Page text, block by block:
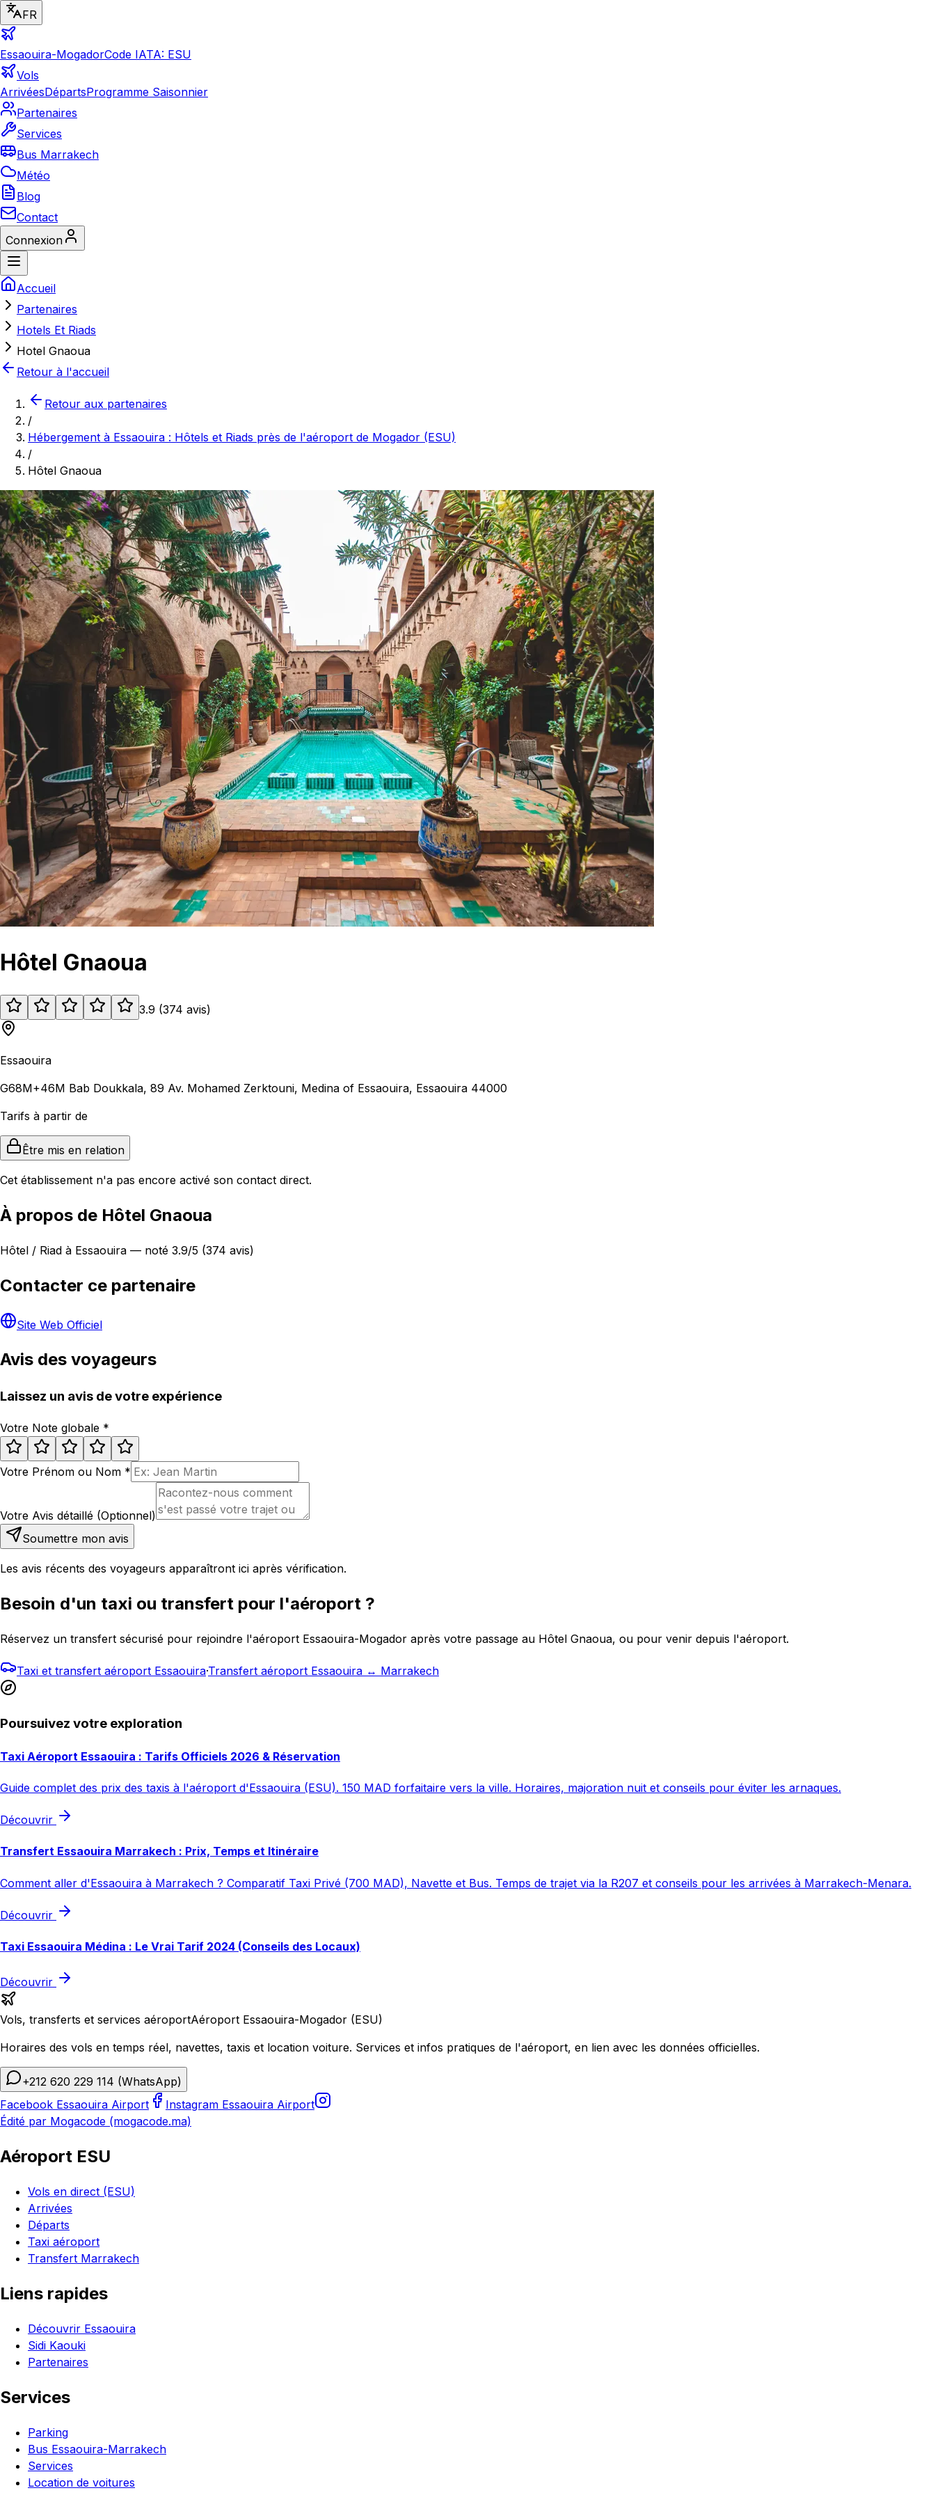
FR
Essaouira-MogadorCode IATA: ESU
Vols
ArrivéesDépartsProgramme Saisonnier
Partenaires
Services
Bus Marrakech
Météo
Blog
Contact
Connexion
Accueil
Partenaires
Hotels Et Riads
Hotel Gnaoua
Retour à l'accueil
Retour aux partenaires
/
Hébergement à Essaouira : Hôtels et Riads près de l'aéroport de Mogador (ESU)
/
Hôtel Gnaoua
Hôtel Gnaoua
3.9 (374 avis)
Essaouira
G68M+46M Bab Doukkala, 89 Av. Mohamed Zerktouni, Medina of Essaouira, Essaouira 44000
Tarifs à partir de
Être mis en relation
Cet établissement n'a pas encore activé son contact direct.
À propos de Hôtel Gnaoua
Hôtel / Riad à Essaouira — noté 3.9/5 (374 avis)
Contacter ce partenaire
Site Web Officiel
Avis des voyageurs
Laissez un avis de votre expérience
Votre Note globale *
Votre Prénom ou Nom *
Votre Avis détaillé (Optionnel)
Soumettre mon avis
Les avis récents des voyageurs apparaîtront ici après vérification.
Besoin d'un taxi ou transfert pour l'aéroport ?
Réservez un transfert sécurisé pour rejoindre l'aéroport Essaouira-Mogador après votre passage au Hôtel Gnaoua, ou pour venir depuis l'aéroport.
Taxi et transfert aéroport Essaouira·Transfert aéroport Essaouira ↔ Marrakech
Poursuivez votre exploration
Taxi Aéroport Essaouira : Tarifs Officiels 2026 & Réservation
Guide complet des prix des taxis à l'aéroport d'Essaouira (ESU). 150 MAD forfaitaire vers la ville. Horaires, majoration nuit et conseils pour éviter les arnaques.
Découvrir
Transfert Essaouira Marrakech : Prix, Temps et Itinéraire
Comment aller d'Essaouira à Marrakech ? Comparatif Taxi Privé (700 MAD), Navette et Bus. Temps de trajet via la R207 et conseils pour les arrivées à Marrakech-Menara.
Découvrir
Taxi Essaouira Médina : Le Vrai Tarif 2024 (Conseils des Locaux)
Découvrir
Vols, transferts et services aéroportAéroport Essaouira-Mogador (ESU)
Horaires des vols en temps réel, navettes, taxis et location voiture. Services et infos pratiques de l'aéroport, en lien avec les données officielles.
+212 620 229 114 (WhatsApp)
Facebook Essaouira Airport
Instagram Essaouira Airport
Édité par Mogacode (mogacode.ma)
Aéroport ESU
Vols en direct (ESU)
Arrivées
Départs
Taxi aéroport
Transfert Marrakech
Liens rapides
Découvrir Essaouira
Sidi Kaouki
Partenaires
Services
Parking
Bus Essaouira-Marrakech
Services
Location de voitures